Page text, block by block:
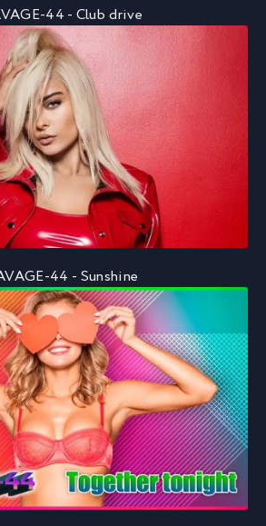
44 - Club drive
44 - Sunshine